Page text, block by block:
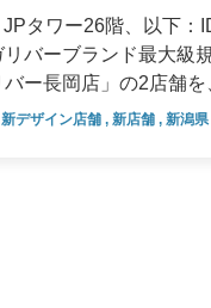
日（土）プレオープ
味蟹原291-4営業時間
店舗にてご案内して
ト Email ＜
当社調べ）6,429坪
ます。名鉄名古屋本
でも、ご来店いただ
意しております。（
タワー26階、以下：
バーブランド最大級
ー長岡店」の2店舗
新デザイン店舗 , 新店舗 , 新潟県